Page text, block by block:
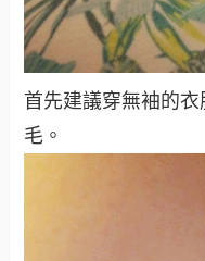
首先建議穿無袖的
毛。